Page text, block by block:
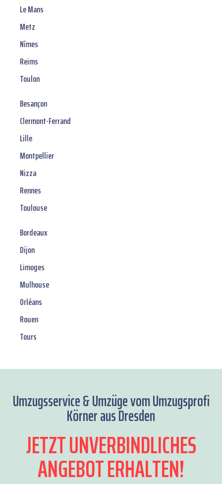
Le Mans
Metz
Nîmes
Reims
Toulon
Besançon
Clermont-Ferrand
Lille
Montpellier
Nizza
Rennes
Toulouse
Bordeaux
Dijon
Limoges
Mulhouse
Orléans
Rouen
Tours
Umzugsservice & Umzüge vom Umzugsprofi
Körner aus Dresden
JETZT UNVERBINDLICHES
ANGEBOT ERHALTEN!